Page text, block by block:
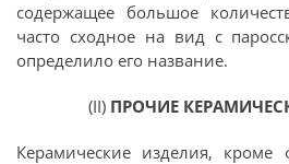
содержащее большое
часто сходное на вид с
определило его название.
(II) ПРОЧИЕ
Керамические изделия,